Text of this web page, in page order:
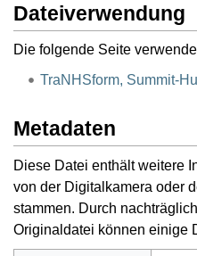
Dateiverwendung
Die folgende Seite
TraNHSform, Summit-
Metadaten
Diese Datei enthält weitere
von der Digitalkamera oder
stammen. Durch
Originaldatei können einige